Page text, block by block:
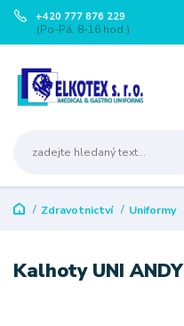
+420 777 876 229
(Po-Pá, 8-16 hod.)
Zdravotnictví Uniformy
Kalhoty UNI ANDY